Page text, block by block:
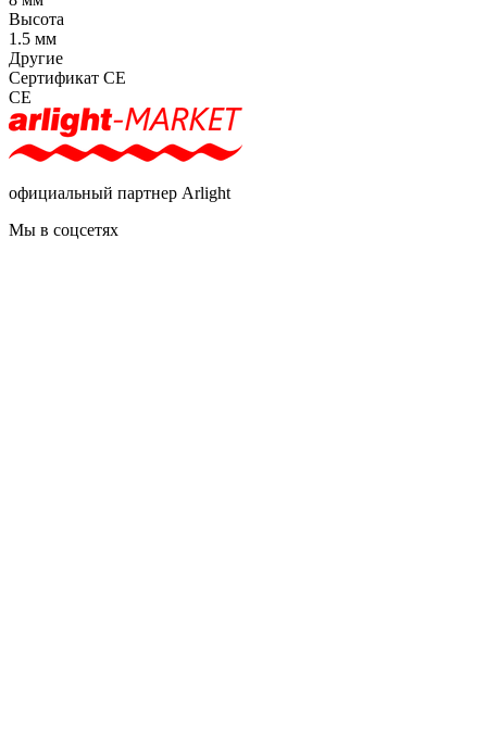
Высота
1.5 мм
Другие
Сертификат CE
CE
официальный партнер Arlight
Мы в соцсетях